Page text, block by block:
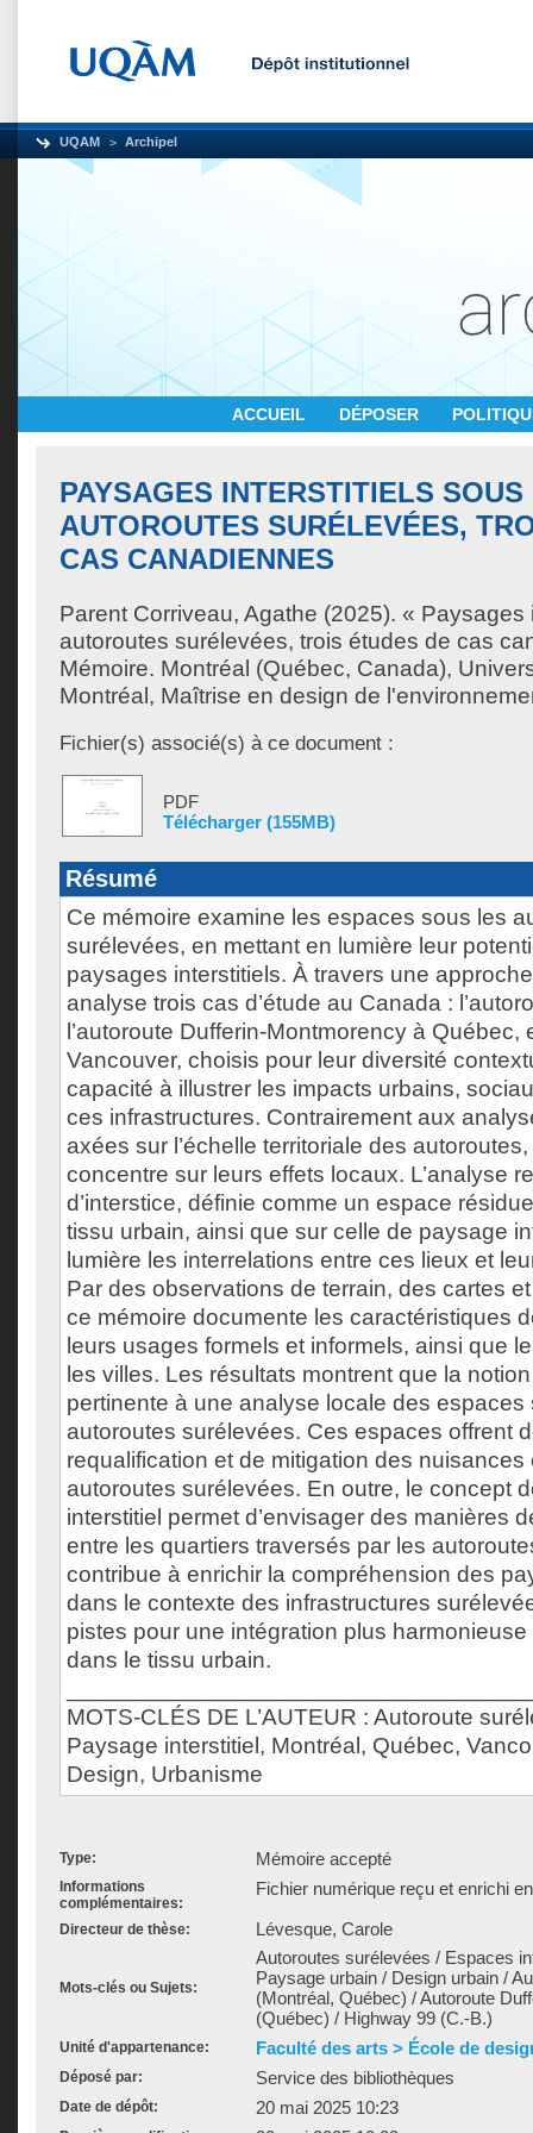
UQAM Archipel
ACCUEIL DÉPOSER
PAYSAGES INTERSTITIELS SOUS
AUTOROUTES SURÉLEVÉES,
CAS CANADIENNES
Parent Corriveau, Agathe (2025). « Paysages
autoroutes surélevées, trois études de cas
Mémoire. Montréal (Québec, Canada),
Montréal, Maîtrise en design de
Fichier(s) associé(s) à ce document :
PDF
Télécharger (155MB)
Résumé
Ce mémoire examine les espaces sous les
surélevées, en mettant en lumière leur
paysages interstitiels. À travers une
analyse trois cas d’étude au Canada :
l’autoroute Dufferin-Montmorency à Québec,
Vancouver, choisis pour leur diversité
capacité à illustrer les impacts urbains,
ces infrastructures. Contrairement aux
axées sur l’échelle territoriale des
concentre sur leurs effets locaux. L’analyse
d’interstice, définie comme un espace
tissu urbain, ainsi que sur celle de paysage
lumière les interrelations entre ces lieux et
Par des observations de terrain, des cartes
ce mémoire documente les caractéristiques
leurs usages formels et informels, ainsi que
les villes. Les résultats montrent que la
pertinente à une analyse locale des espaces
autoroutes surélevées. Ces espaces offrent
requalification et de mitigation des
autoroutes surélevées. En outre, le concept
interstitiel permet d’envisager des manières
entre les quartiers traversés par les
contribue à enrichir la compréhension des
dans le contexte des infrastructures
pistes pour une intégration plus
dans le tissu urbain.
MOTS-CLÉS DE L’AUTEUR : Autoroute
Paysage interstitiel, Montréal, Québec,
Design, Urbanisme
Type: Mémoire accepté
Informations
complémentaires:
Fichier numérique reçu et enrichi
Directeur de thèse: Lévesque, Carole
Mots-clés ou Sujets:
Autoroutes surélevées / Espaces
Paysage urbain / Design urbain /
(Montréal, Québec) / Autoroute
(Québec) / Highway 99 (C.-B.)
Unité d'appartenance: Faculté des arts > École de
Déposé par: Service des bibliothèques
Date de dépôt: 20 mai 2025 10:23